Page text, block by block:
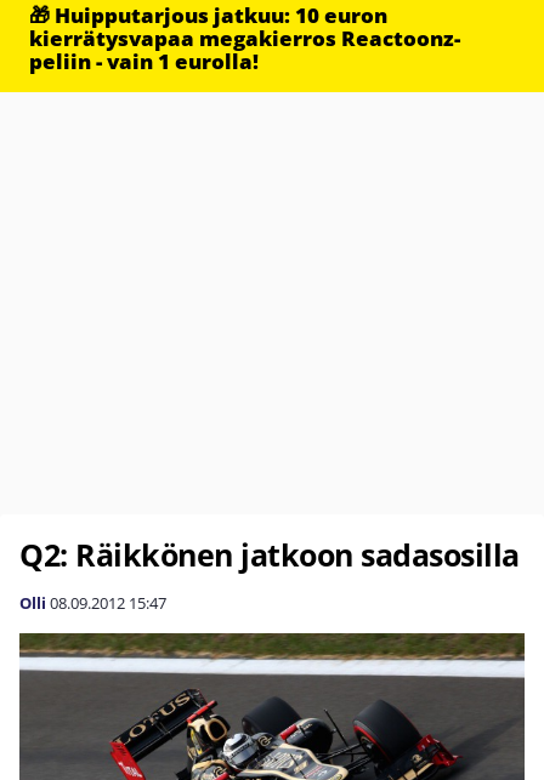
🎁 Huipputarjous jatkuu: 10 euron
kierrätysvapaa megakierros Reactoonz-
peliin - vain 1 eurolla!
Q2: Räikkönen jatkoon sadasosilla
Olli 08.09.2012 15:47